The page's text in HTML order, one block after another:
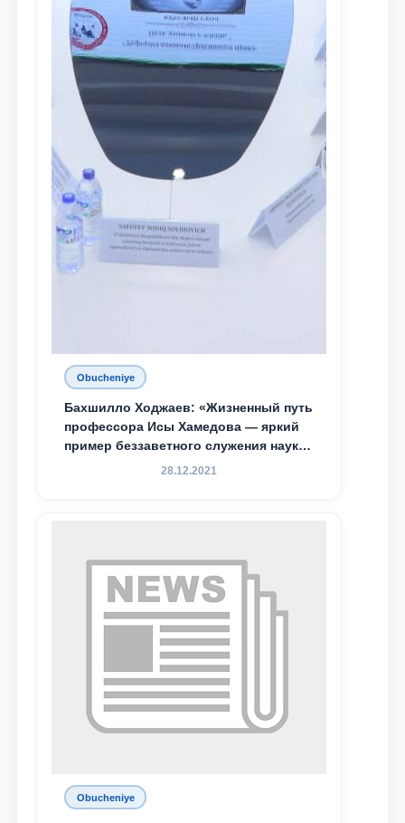
Obucheniye
Бахшилло Ходжаев: «Жизненный путь
профессора Исы Хамедова — яркий
пример беззаветного служения науке,
Родине и воспитанию молодого
28.12.2021
Obucheniye